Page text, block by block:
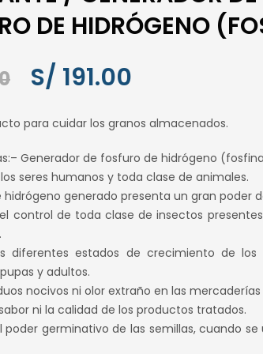
DE HIDRÓGENO
El
original
era:
S/ 210.00.
S/ 191.00
actual
es:
S/ 191.00.
para cuidar los granos almacenados.
Generador de fosfuro de hidrógeno
seres humanos y toda clase de animales.
hidrógeno generado presenta un gran poder
control de toda clase de insectos
diferentes estados de crecimiento de los
y adultos.
nocivos ni olor extraño en las
ni la calidad de los productos tratados.
germinativo de las semillas, cuando se